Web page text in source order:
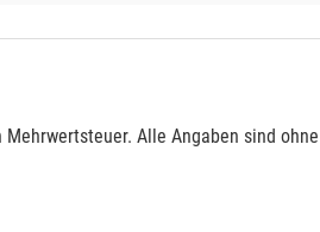
Alle Angaben sind